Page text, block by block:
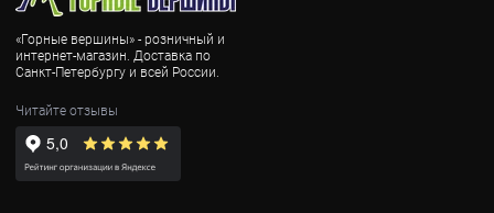
«Горные вершины» - розничный и
интернет-магазин. Доставка по
Санкт-Петербургу и всей России.
Читайте отзывы